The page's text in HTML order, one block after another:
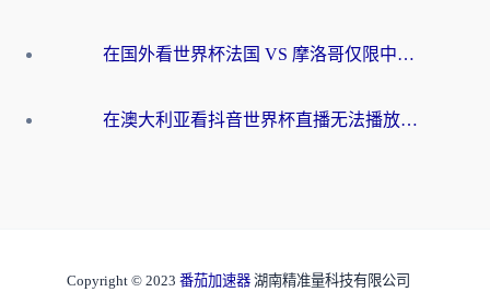
在国外看世界杯法国 VS 摩洛哥仅限中国大陆？别让地域限制拦下你的欢呼
在澳大利亚看抖音世界杯直播无法播放？海外党体育观赛终极指南来了！
Copyright © 2023 番茄加速器 湖南精准量科技有限公司